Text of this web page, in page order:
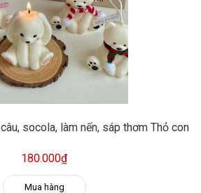
socola, làm nến, sáp thơm Thỏ con
180.000₫
Mua hàng